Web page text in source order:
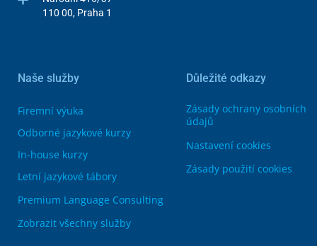
110 00, Praha 1
Naše služby
Firemní výuka
Odborné jazykové kurzy
In-house kurzy
Letní jazykové tábory
Premium Language Consulting
Zobrazit všechny služby
Důležité odkazy
Zásady ochrany osobních
údajů
Nastavení cookies
Zásady použití cookies